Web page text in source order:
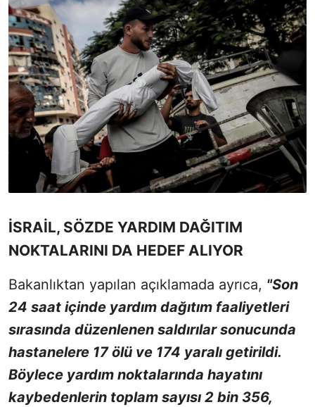
İSRAİL, SÖZDE YARDIM DAĞITIM
NOKTALARINI DA HEDEF ALIYOR
Bakanlıktan yapılan açıklamada ayrıca, "Son
24 saat içinde yardım dağıtım faaliyetleri
sırasında düzenlenen saldırılar sonucunda
hastanelere 17 ölü ve 174 yaralı getirildi.
Böylece yardım noktalarında hayatını
kaybedenlerin toplam sayısı 2 bin 356,